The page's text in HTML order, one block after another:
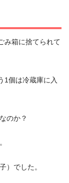
み箱に捨てられて
1個は冷蔵庫に入
のか？
）でした。